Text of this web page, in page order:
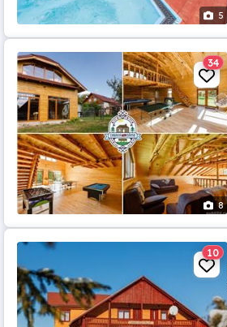
5
8
34
10